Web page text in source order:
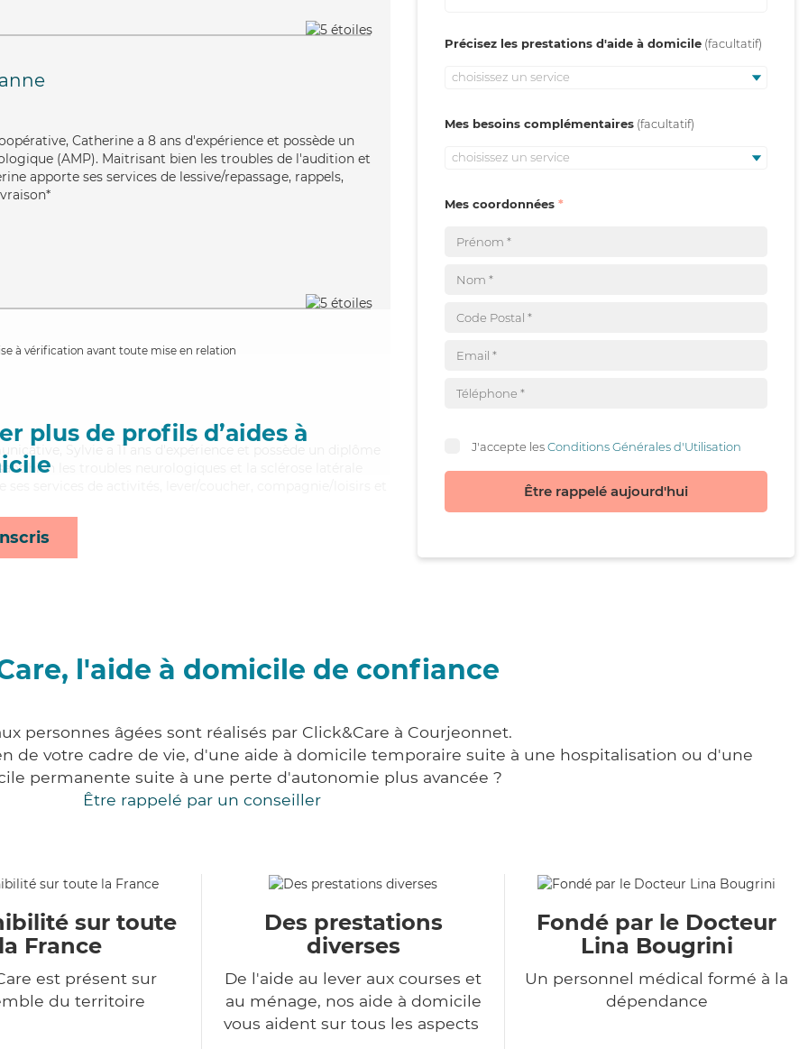
Catherine a 8 ans d'expérience et possède un
(AMP). Maitrisant bien les troubles de l'audition et
apporte ses services de lessive/repassage, rappels,
à vérification avant toute mise en relation
plus de profils d’aides à
Sylvie a 11 ans d'expérience et possède un diplôme
bien les troubles neurologiques et la sclérose latérale
Précisez les prestations d'aide à domicile
choisissez un service
Mes besoins complémentaires
choisissez un service
Mes coordonnées
J'accepte lesConditions Générales d'Utilisation
Être rappelé aujourd'hui
l'aide à domicile de confiance
personnes âgées sont réalisés par Click&Care à Courjeonnet.
de votre cadre de vie, d'une aide à domicile temporaire suite à une hospitalisation ou d'une
permanente suite à une perte d'autonomie plus avancée ?
Être rappelé par un conseiller
sur toute
la France
est présent sur
du territoire
Des prestations
diverses
De l'aide au lever aux courses et
au ménage, nos aide à domicile
vous aident sur tous les aspects
Fondé par le Docteur
Lina Bougrini
Un personnel médical formé à la
dépendance